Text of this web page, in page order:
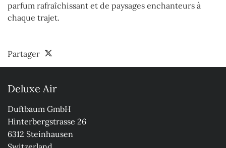
parfum rafraîchissant et de paysages enchanteurs à
chaque trajet.
Partager
Deluxe Air
Duftbaum GmbH
Hinterbergstrasse 26
6312 Steinhausen